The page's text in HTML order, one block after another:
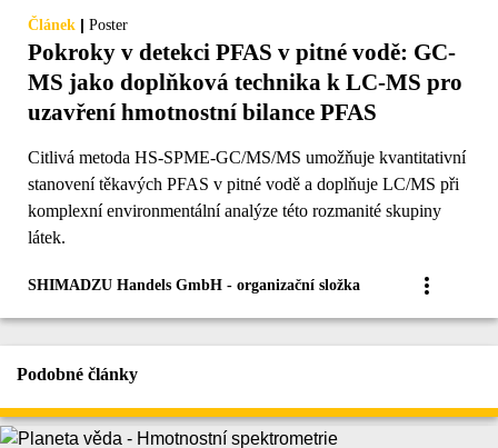
Článek | Poster
Pokroky v detekci PFAS v pitné vodě: GC-
MS jako doplňková technika k LC-MS pro
uzavření hmotnostní bilance PFAS
Citlivá metoda HS-SPME-GC/MS/MS umožňuje kvantitativní
stanovení těkavých PFAS v pitné vodě a doplňuje LC/MS při
komplexní environmentální analýze této rozmanité skupiny
látek.
SHIMADZU Handels GmbH - organizační složka
Podobné články